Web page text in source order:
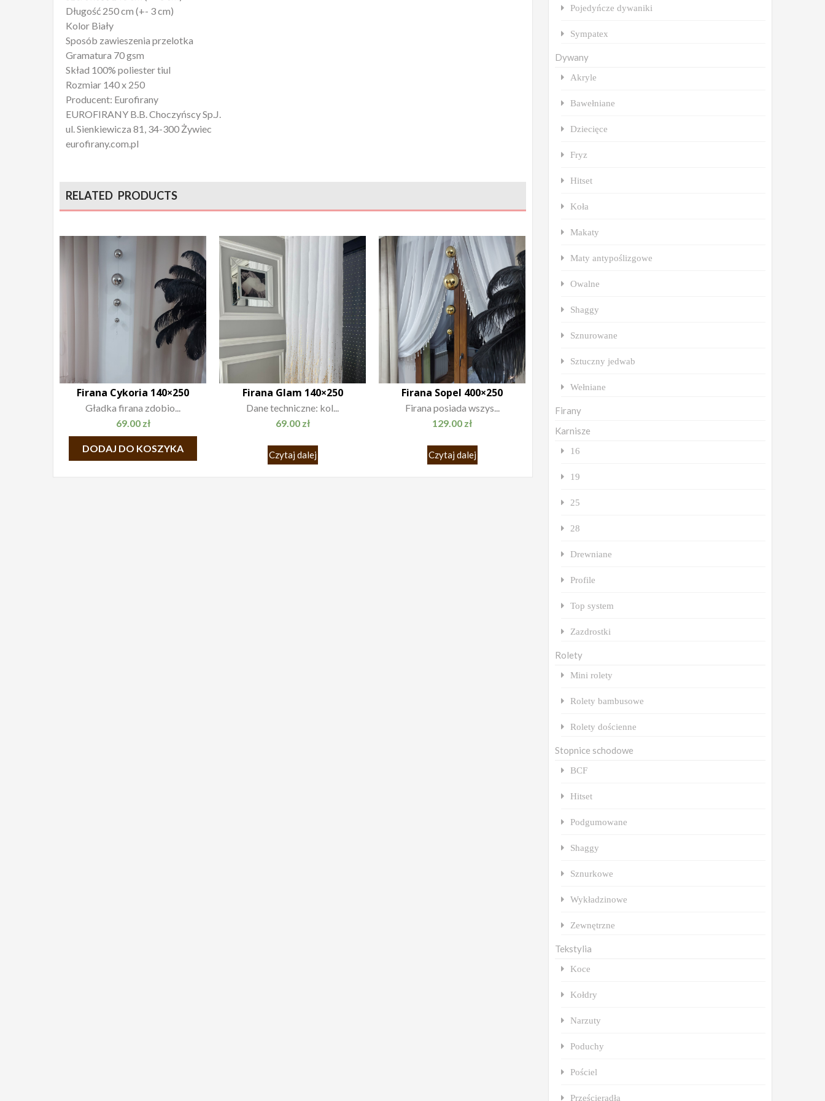
Długość 250 cm (+- 3 cm)
Kolor Biały
Sposób zawieszenia przelotka
Gramatura 70 gsm
Skład 100% poliester tiul
Rozmiar 140 x 250
Producent: Eurofirany
EUROFIRANY B.B. Choczyńscy Sp.J.
ul. Sienkiewicza 81, 34-300 Żywiec
eurofirany.com.pl
RELATED PRODUCTS
Firana Cykoria 140×250
Gładka firana zdobio...
69.00 zł
DODAJ DO KOSZYKA
Firana Glam 140×250
Dane techniczne: kol...
69.00 zł
Czytaj dalej
Firana Sopel 400×250
Firana posiada wszys...
129.00 zł
Czytaj dalej
Pojedyńcze dywaniki
Sympatex
Dywany
Akryle
Bawełniane
Dziecięce
Fryz
Hitset
Koła
Makaty
Maty antypoślizgowe
Owalne
Shaggy
Sznurowane
Sztuczny jedwab
Wełniane
Firany
Karnisze
16
19
25
28
Drewniane
Profile
Top system
Zazdrostki
Rolety
Mini rolety
Rolety bambusowe
Rolety dościenne
Stopnice schodowe
BCF
Hitset
Podgumowane
Shaggy
Sznurkowe
Wykładzinowe
Zewnętrzne
Tekstylia
Koce
Kołdry
Narzuty
Poduchy
Pościel
Prześcieradła